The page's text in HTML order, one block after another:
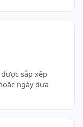
sắp xếp
ngày dựa